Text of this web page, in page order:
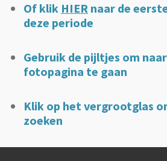
Of klik HIER naar de
deze periode
Gebruik de pijltjes om
fotopagina te gaan
Klik op het vergrootglas
zoeken